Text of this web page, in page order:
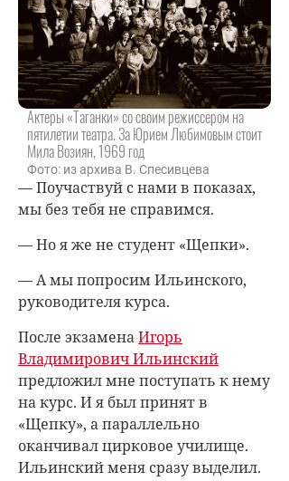
Актеры «Таганки» со своим режиссером на
пятилетии театра. За Юрием Любимовым стоит
Мила Возиян, 1969 год
Фото: из архива В. Спесивцева
— Поучаствуй с нами в показах,
мы без тебя не справимся.
— Но я же не студент «Щепки».
— А мы попросим Ильинского,
руководителя курса.
После экзаменаИгорь
Владимирович Ильинский
предложил мне поступать к нему
на курс. И я был принят в
«Щепку», а параллельно
оканчивал цирковое училище.
Ильинский меня сразу выделил.